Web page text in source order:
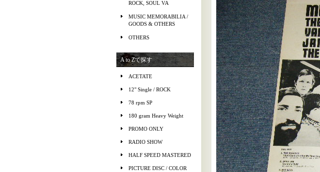
ROCK, SOUL VA
MUSIC MEMORABILIA /
GOODS & OTHERS
OTHERS
A to Zで探す
ACETATE
12" Single / ROCK
78 rpm SP
180 gram Heavy Weight
PROMO ONLY
RADIO SHOW
HALF SPEED MASTERED
PICTURE DISC / COLOR